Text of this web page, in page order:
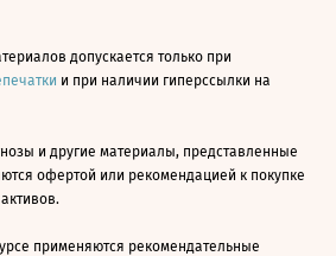
допускается только при
и при наличии гиперссылки на
и другие материалы, представленные
офертой или рекомендацией к покупке
применяются рекомендательные